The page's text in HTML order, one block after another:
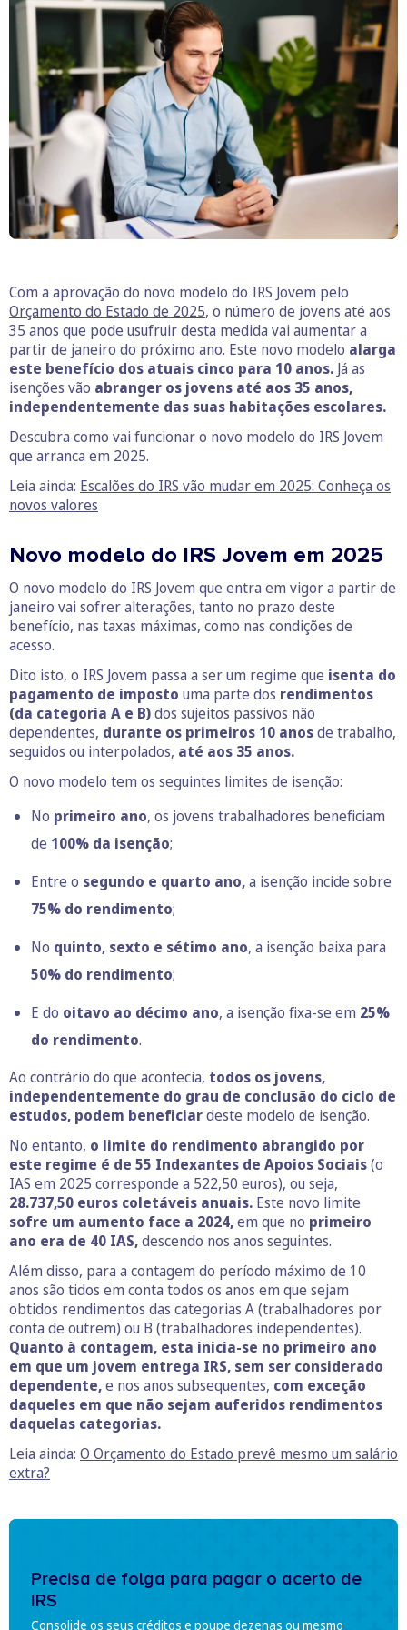
Com a aprovação do novo modelo do IRS Jovem pelo
Orçamento do Estado de 2025, o número de jovens até aos
35 anos que pode usufruir desta medida vai aumentar a
partir de janeiro do próximo ano. Este novo modelo alarga
este benefício dos atuais cinco para 10 anos. Já as
isenções vão abranger os jovens até aos 35 anos,
independentemente das suas habitações escolares.
Descubra como vai funcionar o novo modelo do IRS Jovem
que arranca em 2025.
Leia ainda: Escalões do IRS vão mudar em 2025: Conheça os
novos valores
Novo modelo do IRS Jovem em 2025
O novo modelo do IRS Jovem que entra em vigor a partir de
janeiro vai sofrer alterações, tanto no prazo deste
benefício, nas taxas máximas, como nas condições de
acesso.
Dito isto, o IRS Jovem passa a ser um regime que isenta do
pagamento de imposto uma parte dos rendimentos
(da categoria A e B)dos sujeitos passivos não
dependentes, durante os primeiros 10 anosde trabalho,
seguidos ou interpolados, até aos 35 anos.
O novo modelo tem os seguintes limites de isenção:
No primeiro ano, os jovens trabalhadores beneficiam
de 100% da isenção;
Entre o segundo e quarto ano,a isenção incide sobre
75% do rendimento;
No quinto, sexto e sétimo ano, a isenção baixa para
50% do rendimento;
E do oitavo ao décimo ano, a isenção fixa-se em 25%
do rendimento.
Ao contrário do que acontecia, todos os jovens,
independentemente do grau de conclusão do ciclo de
estudos, podem beneficiardeste modelo de isenção.
No entanto, o limite do rendimento abrangido por
este regime é de 55 Indexantes de Apoios Sociais(o
IAS em 2025 corresponde a 522,50 euros), ou seja,
28.737,50 euros coletáveis anuais. Este novo limite
sofre um aumento face a 2024,em que no primeiro
ano era de 40 IAS,descendo nos anos seguintes.
Além disso, para a contagem do período máximo de 10
anos são tidos em conta todos os anos em que sejam
obtidos rendimentos das categorias A (trabalhadores por
conta de outrem) ou B (trabalhadores independentes).
Quanto à contagem, esta inicia-se no primeiro ano
em que um jovem entrega IRS, sem ser considerado
dependente,e nos anos subsequentes, com exceção
daqueles em que não sejam auferidos rendimentos
daquelas categorias.
Leia ainda: O Orçamento do Estado prevê mesmo um salário
extra?
Precisa de folga para pagar o acerto de
IRS
Consolide os seus créditos e poupe dezenas ou mesmo